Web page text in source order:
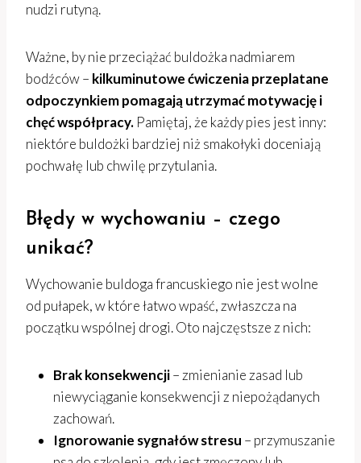
nudzi rutyną.
Ważne, by nie przeciążać buldożka nadmiarem
bodźców – kilkuminutowe ćwiczenia przeplatane
odpoczynkiem pomagają utrzymać motywację i
chęć współpracy. Pamiętaj, że każdy pies jest inny:
niektóre buldożki bardziej niż smakołyki doceniają
pochwałę lub chwilę przytulania.
Błędy w wychowaniu – czego
unikać?
Wychowanie buldoga francuskiego nie jest wolne
od pułapek, w które łatwo wpaść, zwłaszcza na
początku wspólnej drogi. Oto najczęstsze z nich:
Brak konsekwencji– zmienianie zasad lub
niewyciąganie konsekwencji z niepożądanych
zachowań.
Ignorowanie sygnałów stresu – przymuszanie